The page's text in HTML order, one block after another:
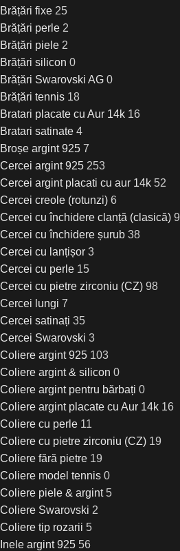
Brățări fixe 25
Brățări perle 2
Brățări piele 2
Brățări silicon 0
Brățări Swarovski AG 0
Brățări tennis 18
Bratari placate cu Aur 14k 16
Bratari satinate 4
Broșe argint 925 7
Cercei argint 925 253
Cercei argint placati cu aur 14k 52
Cercei creole (rotunzi) 6
Cercei cu închidere clanță (clasică) 9
Cercei cu închidere șurub 38
Cercei cu lanțișor 3
Cercei cu perle 15
Cercei cu pietre zirconiu (CZ) 98
Cercei lungi 7
Cercei satinați 35
Cercei Swarovski 3
Coliere argint 925 103
Coliere argint & silicon 0
Coliere argint pentru bărbați 0
Coliere argint placate cu Aur 14k 16
Coliere cu perle 11
Coliere cu pietre zirconiu (CZ) 19
Coliere fără pietre 19
Coliere model tennis 0
Coliere piele & argint 5
Coliere Swarovski 2
Coliere tip rozarii 5
Inele argint 925 56